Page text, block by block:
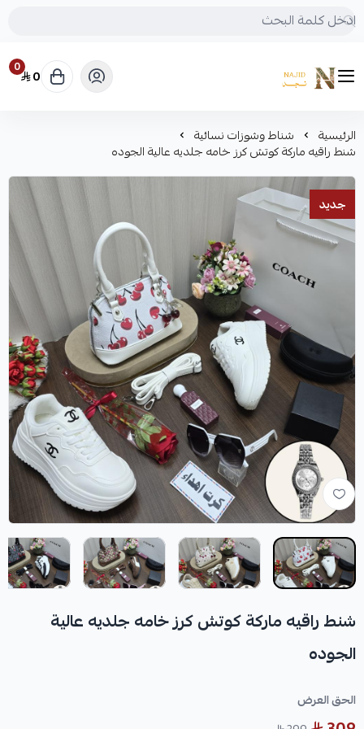
متجر نجد
0 0
الرئيسية شناط وشوزات نسائية
شنط راقيه ماركة كوتش كرز خامه جلديه عالية الجوده
جديد
شنط راقيه ماركة كوتش كرز خامه جلديه عالية
الجوده
الحق العرض